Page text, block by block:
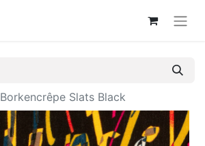
Borkencrêpe Slats Black